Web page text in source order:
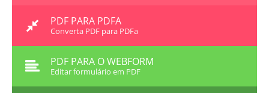
PDF PARA PDFA
Converta PDF para PDFa
PDF PARA O WEBFORM
Editar formulário em PDF